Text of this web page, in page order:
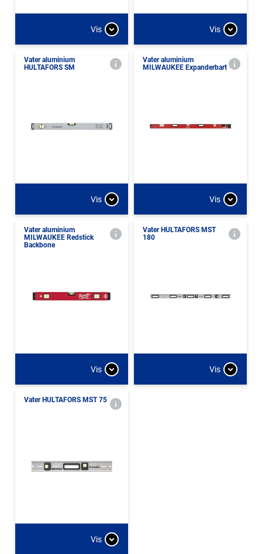
Vis Vis
Vater aluminium
HULTAFORS SM
Vis
Vater aluminium
MILWAUKEE Expanderbart
Vis
Vater aluminium
MILWAUKEE Redstick
Backbone
Vis
Vater HULTAFORS MST
180
Vis
Vater HULTAFORS MST 75
Vis